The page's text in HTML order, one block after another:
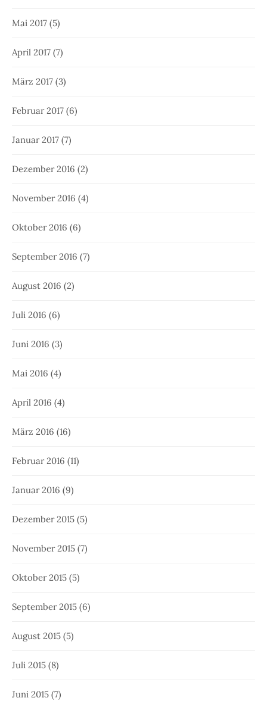
Mai 2017 (5)
April 2017 (7)
März 2017 (3)
Februar 2017 (6)
Januar 2017 (7)
Dezember 2016 (2)
November 2016 (4)
Oktober 2016 (6)
September 2016 (7)
August 2016 (2)
Juli 2016 (6)
Juni 2016 (3)
Mai 2016 (4)
April 2016 (4)
März 2016 (16)
Februar 2016 (11)
Januar 2016 (9)
Dezember 2015 (5)
November 2015 (7)
Oktober 2015 (5)
September 2015 (6)
August 2015 (5)
Juli 2015 (8)
Juni 2015 (7)